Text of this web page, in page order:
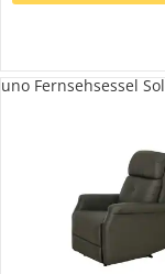
uno Fernsehsessel